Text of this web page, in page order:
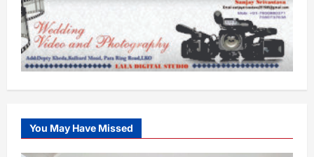
You May Have Missed